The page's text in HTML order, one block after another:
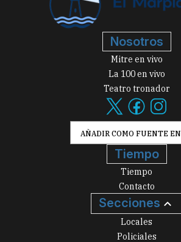
Nosotros
Mitre en vivo
La 100 en vivo
Teatro tronador
AÑADIR COMO FUENTE EN
Tiempo
Tiempo
Contacto
Secciones
Locales
Policiales